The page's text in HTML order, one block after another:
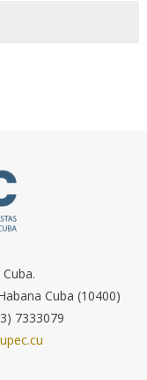
Cuba (10400)
7333079